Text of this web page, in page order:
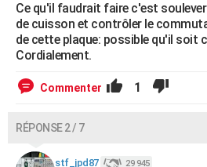
FORUM
Bricolage
Lifestyle
Culture
Sport
Auto
Television
Voyage
Cinema
Ce qu'il faudrait faire c'est
de cuisson et contrôler le
de cette plaque: possible qu'il soit
Cordialement.
Commenter 1
RÉPONSE 2 / 7
stf_jpd87 29 945